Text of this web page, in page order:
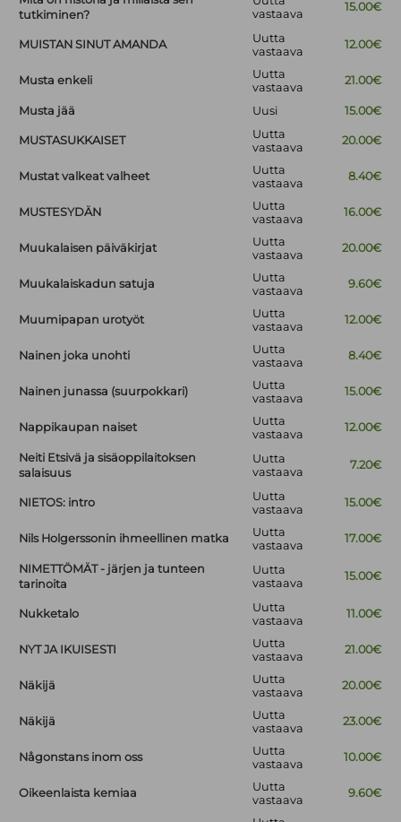
tutkiminen?
vastaava
15.00€
MUISTAN SINUT AMANDA
Uutta
vastaava
12.00€
Musta enkeli
Uutta
vastaava
21.00€
Musta jää Uusi 15.00€
MUSTASUKKAISET
Uutta
vastaava
20.00€
Mustat valkeat valheet
Uutta
vastaava
8.40€
MUSTESYDÄN
Uutta
vastaava
16.00€
Muukalaisen päiväkirjat
Uutta
vastaava
20.00€
Muukalaiskadun satuja
Uutta
vastaava
9.60€
Muumipapan urotyöt
Uutta
vastaava
12.00€
Nainen joka unohti
Uutta
vastaava
8.40€
Nainen junassa (suurpokkari)
Uutta
vastaava
15.00€
Nappikaupan naiset
Uutta
vastaava
12.00€
Neiti Etsivä ja sisäoppilaitoksen
salaisuus
Uutta
vastaava
7.20€
NIETOS: intro
Uutta
vastaava
15.00€
Nils Holgerssonin ihmeellinen matka
Uutta
vastaava
17.00€
NIMETTÖMÄT - järjen ja tunteen
tarinoita
Uutta
vastaava
15.00€
Nukketalo
Uutta
vastaava
11.00€
NYT JA IKUISESTI
Uutta
vastaava
21.00€
Näkijä
Uutta
vastaava
20.00€
Näkijä
Uutta
vastaava
23.00€
Någonstans inom oss
Uutta
vastaava
10.00€
Oikeenlaista kemiaa
Uutta
vastaava
9.60€